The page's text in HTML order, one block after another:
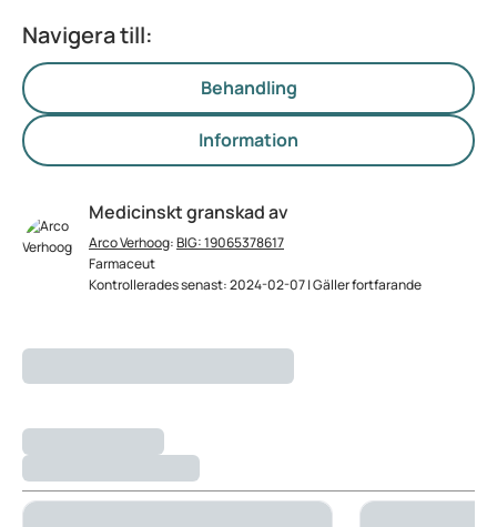
Navigera till:
Behandling
Information
Medicinskt granskad av
Arco Verhoog:BIG: 19065378617
Farmaceut
Kontrollerades senast: 2024-02-07 | Gäller fortfarande